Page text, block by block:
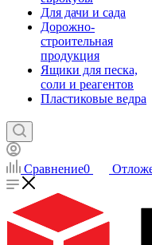
Для дачи и сада
Дорожно-
строительная
продукция
Ящики для песка,
соли и реагентов
Пластиковые ведра
Сравнение0